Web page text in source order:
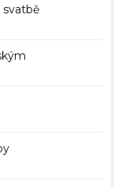
svatbě